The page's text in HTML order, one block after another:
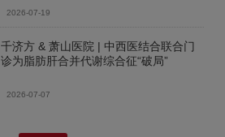
2026-07-19
千济方 & 萧山医院 | 中西医结合联合门
诊为脂肪肝合并代谢综合征“破局”
2026-07-07